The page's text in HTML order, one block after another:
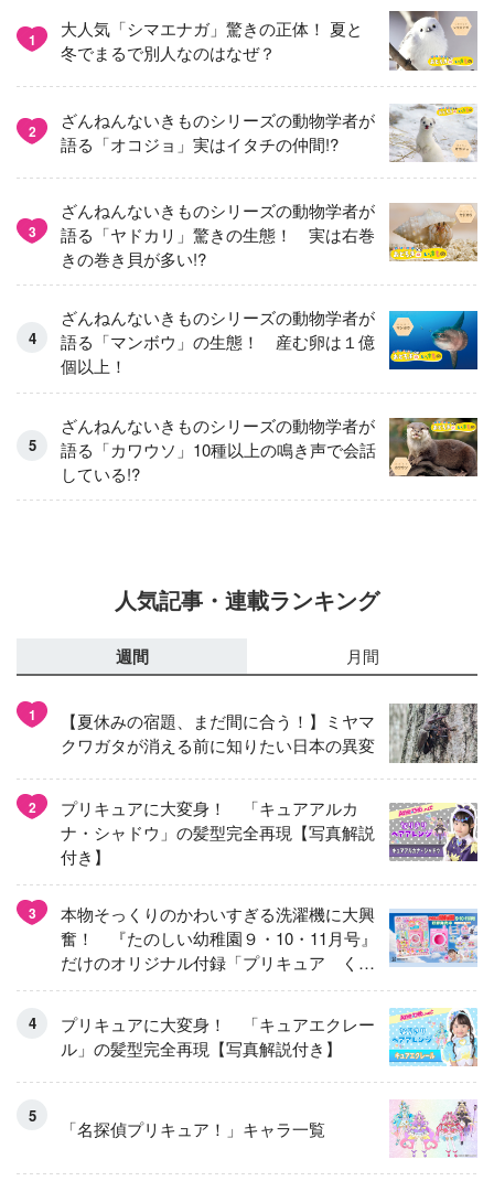
1
大人気「シマエナガ」驚きの正体！ 夏と
冬でまるで別人なのはなぜ？
2
ざんねんないきものシリーズの動物学者が
語る「オコジョ」実はイタチの仲間!?
3
ざんねんないきものシリーズの動物学者が
語る「ヤドカリ」驚きの生態！ 実は右巻
きの巻き貝が多い!?
ざんねんないきものシリーズの動物学者が
語る「マンボウ」の生態！ 産む卵は１億
個以上！
ざんねんないきものシリーズの動物学者が
語る「カワウソ」10種以上の鳴き声で会話
している!?
人気記事・連載ランキング
週間 月間
1
【夏休みの宿題、まだ間に合う！】ミヤマ
クワガタが消える前に知りたい日本の異変
2
プリキュアに大変身！ 「キュアアルカ
ナ・シャドウ」の髪型完全再現【写真解説
付き】
3
本物そっくりのかわいすぎる洗濯機に大興
奮！ 『たのしい幼稚園９・10・11月号』
だけのオリジナル付録「プリキュア くる
くるせんたくき」
プリキュアに大変身！ 「キュアエクレー
ル」の髪型完全再現【写真解説付き】
「名探偵プリキュア！」キャラ一覧